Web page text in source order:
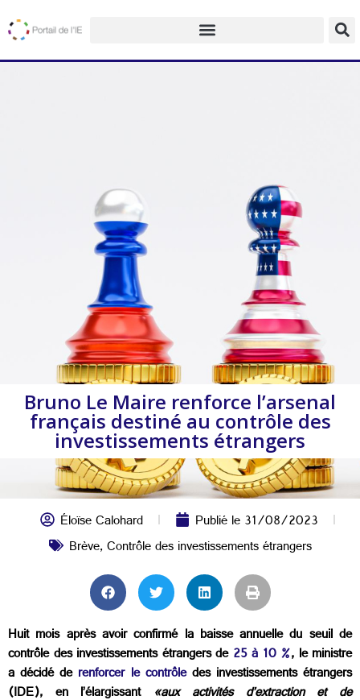
Bruno Le Maire renforce l’arsenal
français destiné au contrôle des
investissements étrangers
Éloïse Calohard Publié le31/08/2023
Brève,Contrôle des investissements étrangers
Huit mois après avoir confirmé la baisse annuelle du seuil de
contrôle des investissements étrangers de 25 à 10 %, le ministre
a décidé de renforcer le contrôledes investissements étrangers
(IDE), en l’élargissant «aux activités d’extraction et de